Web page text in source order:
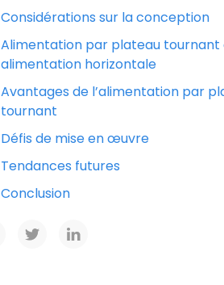
Considérations sur la conception
Alimentation par plateau tournant
alimentation horizontale
Avantages de l’alimentation par
tournant
Défis de mise en œuvre
Tendances futures
Conclusion